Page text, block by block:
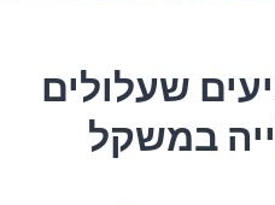
שעלולים
במשקל